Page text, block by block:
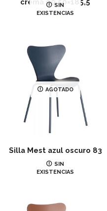
crema 99,50×185,5
€619.00
SIN
EXISTENCIAS
AGOTADO
Silla Mest azul oscuro 83
IR
€49.90
SIN
EXISTENCIAS